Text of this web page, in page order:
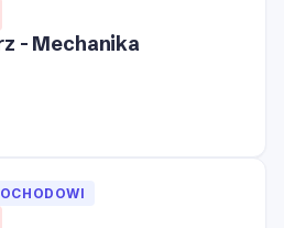
- Mechanika